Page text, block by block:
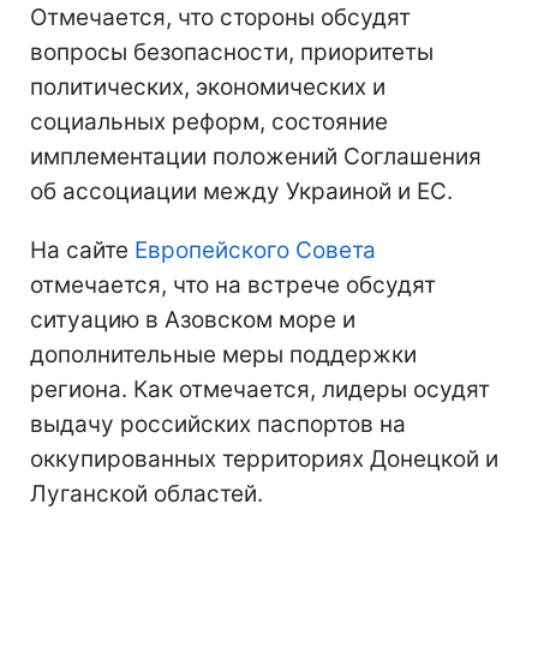
Отмечается, что стороны обсудят
вопросы безопасности, приоритеты
политических, экономических и
социальных реформ, состояние
имплементации положений Соглашения
об ассоциации между Украиной и ЕС.
На сайте Европейского Совета
отмечается, что на встрече обсудят
ситуацию в Азовском море и
дополнительные меры поддержки
региона. Как отмечается, лидеры осудят
выдачу российских паспортов на
оккупированных территориях Донецкой и
Луганской областей.